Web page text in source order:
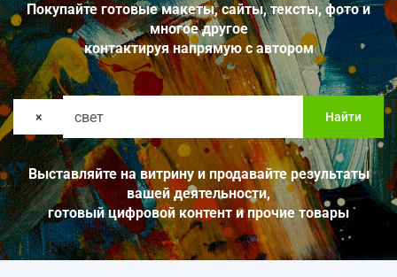
Покупайте готовые макеты, сайты, тексты, фото и
многое другое
контактируя напрямую с автором
× Найти
Выставляйте на витрину и продавайте результаты
вашей деятельности,
готовый цифровой контент и прочие товары